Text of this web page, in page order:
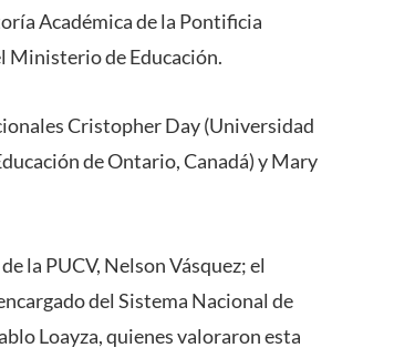
Académica de la Pontificia
Ministerio de Educación.
Cristopher Day (Universidad
de Ontario, Canadá) y Mary
la PUCV, Nelson Vásquez; el
del Sistema Nacional de
Loayza, quienes valoraron esta